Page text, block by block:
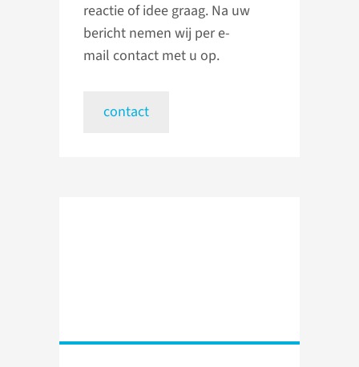
reactie of idee graag. Na uw
bericht nemen wij per e-
mail contact met u op.
contact